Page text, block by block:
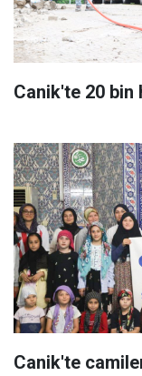
Canik'te 20
Canik'te